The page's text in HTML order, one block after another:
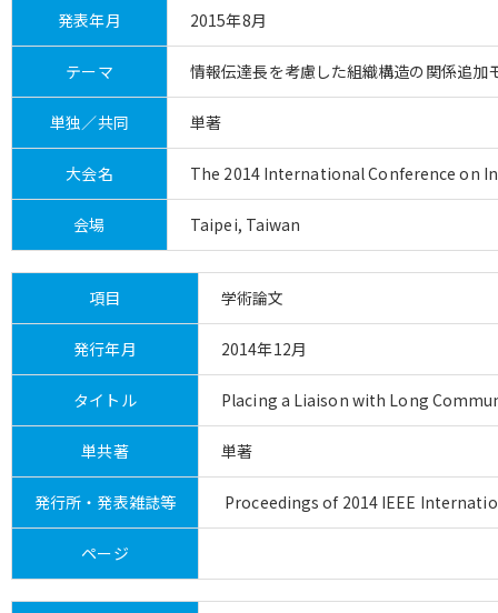
発表年月 2015年8月
テーマ 情報伝達長を考慮した組織構造の関係追加
単独／共同 単著
大会名 The 2014 International Conference on
会場 Taipei, Taiwan
項目 学術論文
発行年月 2014年12月
タイトル Placing a Liaison with Long
単共著 単著
発行所・発表雑誌等 Proceedings of 2014 IEEE
ページ